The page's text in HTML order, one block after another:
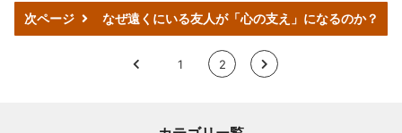
次ページ なぜ遠くにいる友人が「心の支え」になるのか？
< 1 2 >